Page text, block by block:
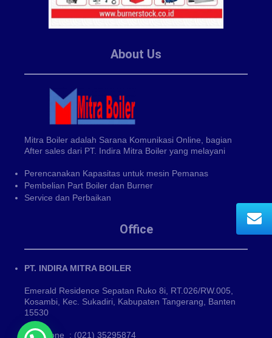
About Us
Mitra Boiler adalah Sarana Komunikasi Online, bagian
After sales dari PT. Indira Mitra Boiler yang melayani
Perencanakan Kapasitas untuk mesin Pemanas
Pembelian Part Boiler dan Burner
Service dan Perbaikan
Office
PT. INDIRA MITRA BOILER
Emerald Residence Sepatan Ruko 8i, RT.026/RW.005,
Kosambi, Kec. Sukadiri, Kabupaten Tangerang, Banten
15530
Phone : (021) 35295874